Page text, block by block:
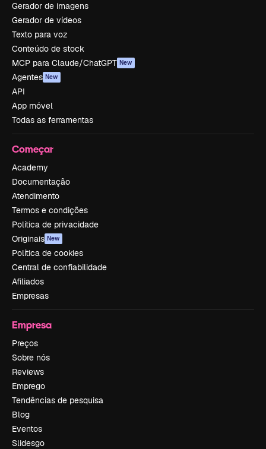
Gerador de imagens
Gerador de vídeos
Texto para voz
Conteúdo de stock
MCP para Claude/ChatGPT New
Agentes New
API
App móvel
Todas as ferramentas
Começar
Academy
Documentação
Atendimento
Termos e condições
Política de privacidade
Originais New
Política de cookies
Central de confiabilidade
Afiliados
Empresas
Empresa
Preços
Sobre nós
Reviews
Emprego
Tendências de pesquisa
Blog
Eventos
Slidesgo